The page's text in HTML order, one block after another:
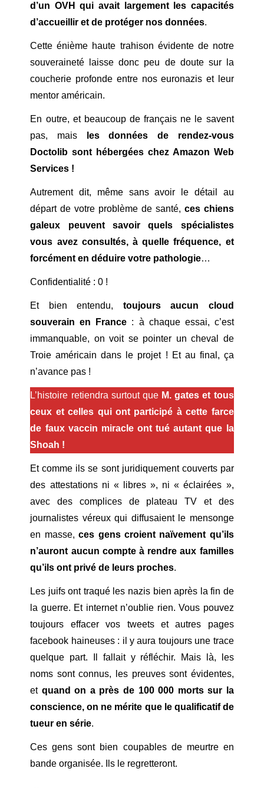
d’un OVH qui avait largement les capacités
d’accueillir et de protéger nos données.
Cette énième haute trahison évidente de notre
souveraineté laisse donc peu de doute sur la
coucherie profonde entre nos euronazis et leur
mentor américain.
En outre, et beaucoup de français ne le savent
pas, mais
les données de rendez-vous
Doctolib sont hébergées chez Amazon Web
Services !
Autrement dit, même sans avoir le détail au
départ de votre problème de santé, ces chiens
galeux peuvent savoir quels spécialistes
vous avez consultés, à quelle fréquence, et
forcément en déduire votre pathologie…
Confidentialité : 0 !
Et bien entendu, toujours aucun cloud
souverain en France : à chaque essai, c’est
immanquable, on voit se pointer un cheval de
Troie américain dans le projet ! Et au final, ça
n’avance pas !
L’histoire retiendra surtout que M. gates et tous
ceux et celles qui ont participé à cette farce
de faux vaccin miracle ont tué autant que la
Shoah !
Et comme ils se sont juridiquement couverts par
des attestations ni « libres », ni « éclairées »,
avec des complices de plateau TV et des
journalistes véreux qui diffusaient le mensonge
en masse,ces gens croient naïvement qu’ils
n’auront aucun compte à rendre aux familles
qu’ils ont privé de leurs proches.
Les juifs ont traqué les nazis bien après la fin de
la guerre. Et internet n’oublie rien. Vous pouvez
toujours effacer vos tweets et autres pages
facebook haineuses : il y aura toujours une trace
quelque part. Il fallait y réfléchir. Mais là, les
noms sont connus, les preuves sont évidentes,
et quand on a près de 100 000 morts sur la
conscience, on ne mérite que le qualificatif de
tueur en série.
Ces gens sont bien coupables de meurtre en
bande organisée. Ils le regretteront.